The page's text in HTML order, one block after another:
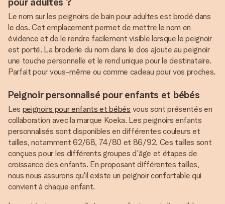
Le nom sur les peignoirs de bain pour adultes est brodé dans
le dos. Cet emplacement permet de mettre le nom en
évidence et de le rendre facilement visible lorsque le peignoir
est porté. La broderie du nom dans le dos ajoute au peignoir
une touche personnelle et le rend unique pour le destinataire.
Parfait pour vous-même ou comme cadeau pour vos proches.
Peignoir personnalisé pour enfants et bébés
Les peignoirs pour enfants et bébés vous sont présentés en
collaboration avec la marque Koeka. Les peignoirs enfants
personnalisés sont disponibles en différentes couleurs et
tailles, notamment 62/68, 74/80 et 86/92. Ces tailles sont
conçues pour les différents groupes d'âge et étapes de
croissance des enfants. En proposant différentes tailles,
nous nous assurons qu'il existe un peignoir confortable qui
convient à chaque enfant.